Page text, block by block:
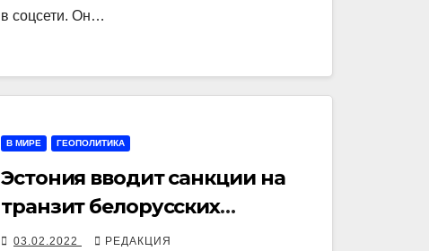
в соцсети. Он…
В МИРЕ ГЕОПОЛИТИКА
Эстония вводит санкции на
транзит белорусских
нефтепродуктов, «чтобы
03.02.2022 РЕДАКЦИЯ